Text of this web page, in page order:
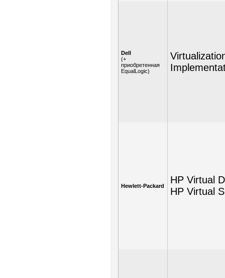
Dell
(+
приобретенная
EqualLogic)
Hewlett-Packard
HP Virtual
HP Virtual